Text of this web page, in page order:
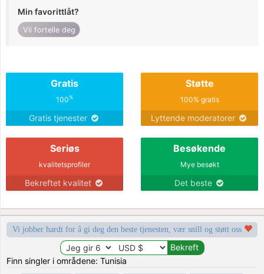
Min favorittlåt?
Vil fortelle deg
Gratis
100%
Gratis tjenester
Støtte
100% gratis
Lyttende moderatorer
Seriøs
kvalitetsprofiler
Bekreftet kvalitet
Besøkende
Mye besøkt
Det beste
Vi jobber hardt for å gi deg den beste tjenesten, vær snill og støtt oss
Finn singler i områdene: Tunisia